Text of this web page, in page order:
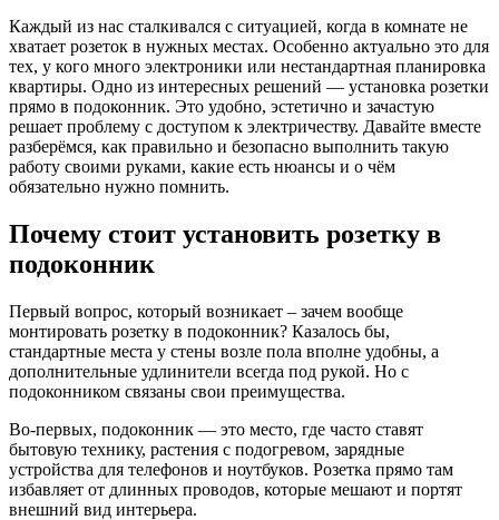
Каждый из нас сталкивался с ситуацией, когда в комнате не
хватает розеток в нужных местах. Особенно актуально это для
тех, у кого много электроники или нестандартная планировка
квартиры. Одно из интересных решений — установка розетки
прямо в подоконник. Это удобно, эстетично и зачастую
решает проблему с доступом к электричеству. Давайте вместе
разберёмся, как правильно и безопасно выполнить такую
работу своими руками, какие есть нюансы и о чём
обязательно нужно помнить.
Почему стоит установить розетку в
подоконник
Первый вопрос, который возникает – зачем вообще
монтировать розетку в подоконник? Казалось бы,
стандартные места у стены возле пола вполне удобны, а
дополнительные удлинители всегда под рукой. Но с
подоконником связаны свои преимущества.
Во-первых, подоконник — это место, где часто ставят
бытовую технику, растения с подогревом, зарядные
устройства для телефонов и ноутбуков. Розетка прямо там
избавляет от длинных проводов, которые мешают и портят
внешний вид интерьера.